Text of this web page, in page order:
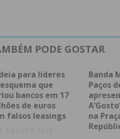
PODE GOSTAR
para líderes
que
bancos em 17
de euros
falsos leasings
AGOSTO 2026
Banda
Paços
na